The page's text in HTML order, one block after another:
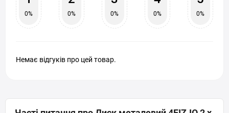
0% 0% 0% 0% 0%
Немає відгуків про цей товар.